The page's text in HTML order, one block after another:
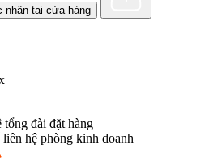
nhận tại cửa hàng
tổng đài đặt hàng
hệ phòng kinh doanh